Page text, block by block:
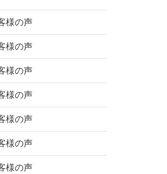
様の声
様の声
様の声
様の声
様の声
様の声
様の声